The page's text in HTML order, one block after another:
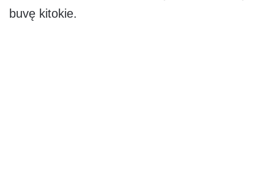
buvę kitokie.